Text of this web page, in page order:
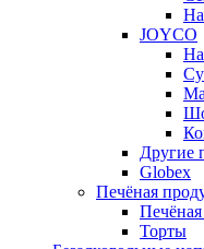
JOYCO
Другие
Globex
Печёная
Торты